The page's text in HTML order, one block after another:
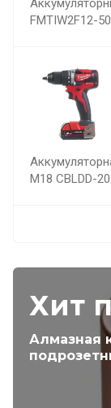
FMTIW2F12-
M18 CBLDD-
Хит
Алмазная